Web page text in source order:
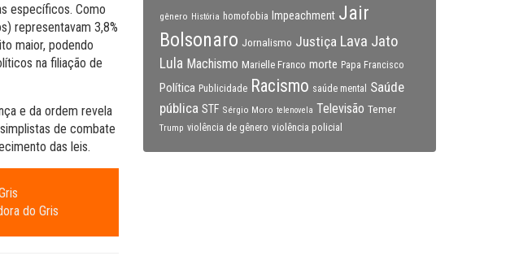
específicos. Como
representavam 3,8%
maior, podendo
na filiação de
e da ordem revela
de combate
das leis.
do Gris
gênero História homofobia Impeachment Jair
Bolsonaro Jornalismo Justiça Lava Jato
Lula Machismo Marielle Franco morte Papa Francisco
Política Publicidade Racismo saúde mental
Saúde
pública STF Sérgio Moro telenovela Televisão Temer
Trump violência de gênero violência policial